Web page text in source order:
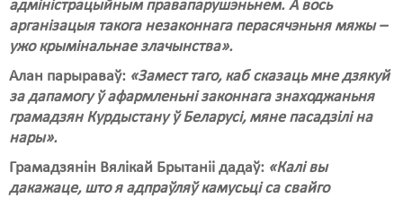
адміністрацыйным правапарушэньнем. А вось
арганізацыя такога незаконнага перасячэньня мяжы –
ужо крымінальнае злачынства».
Алан парыраваў: «Замест таго, каб сказаць мне дзякуй
за дапамогу ў афармленьні законнага знаходжаньня
грамадзян Курдыстану ў Беларусі, мяне пасадзілі на
нары».
Грамадзянін Вялікай Брытаніі дадаў: «Калі вы
дакажаце, што я адпраўляў камусьці са свайго